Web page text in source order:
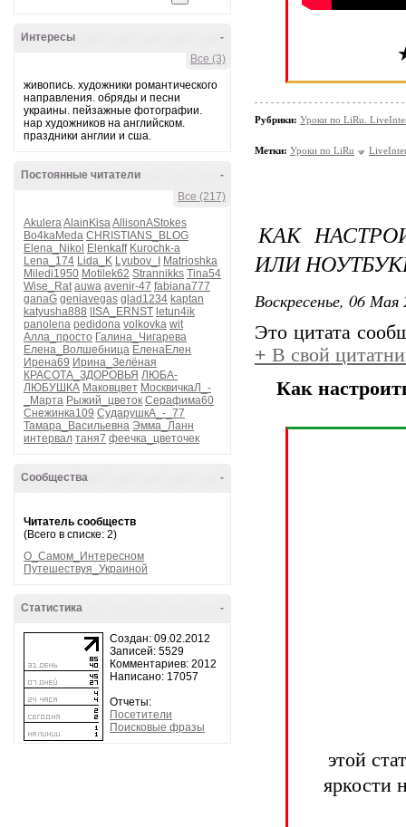
-
Интересы
Все (3)
живопись. художники романтического
направления. обряды и песни
украины. пейзажные фотографии.
нар художников на английском.
праздники англии и сша.
-
Постоянные читатели
Все (217)
AkuleraAlainKisaAllisonAStokes
Bo4kaMeda CHRISTIANS_BLOG
Elena_Nikol
Elenkaff Kurochk-a
Lena_174 Lida_K Lyubov_I
Matrioshka
Miledi1950 Motilek62 Strannikks Tina54
Wise_Rat auwa avenir-47 fabiana777
ganaG geniavegas glad1234 kaptan
katyusha888
lISA_ERNST letun4ik
panolena pedidona volkovka wit
Алла_просто Галина_Чигарева
Елена_Волшебница ЕленаЕлен
Ирена69 Ирина_Зелёная
КРАСОТА_ЗДОРОВЬЯ ЛЮБА-
ЛЮБУШКА Маковцвет МосквичкаЛ_-
_Марта Рыжий_цветок Серафима60
Снежинка109 СударушкА_-_77
Тамара_Васильевна Эмма_Ланн
интервал таня7 феечка_цветочек
-
Сообщества
Читатель сообществ
(Всего в списке: 2)
О_Самом_Интересном
Путешествуя_Украиной
-
Статистика
Создан: 09.02.2012
Записей: 5529
Комментариев: 2012
Написано: 17057
Отчеты:
Посетители
Поисковые фразы
Рубрики: Уроки по LiRu.
Метки: Уроки по LiRu
КАК
ИЛИ
Воскресенье, 06
Это цитата
+ В свой
Как
этой
яркости